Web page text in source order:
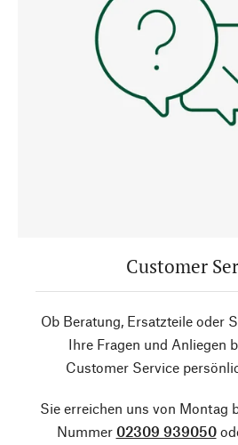
Customer
Ob Beratung, Ersatzteile oder
Ihre Fragen und Anliegen
Customer Service
Sie erreichen uns von Montag
Nummer 02309 939050